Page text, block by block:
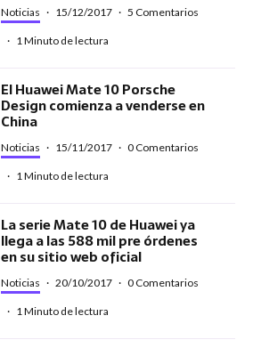
Noticias · 15/12/2017 · 5 Comentarios
· 1 Minuto de lectura
El Huawei Mate 10 Porsche
Design comienza a venderse en
China
Noticias · 15/11/2017 · 0 Comentarios
· 1 Minuto de lectura
La serie Mate 10 de Huawei ya
llega a las 588 mil pre órdenes
en su sitio web oficial
Noticias · 20/10/2017 · 0 Comentarios
· 1 Minuto de lectura